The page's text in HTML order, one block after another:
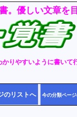
。優しい文章を
りやすいように書いて
のリストへ 今の分類ペー